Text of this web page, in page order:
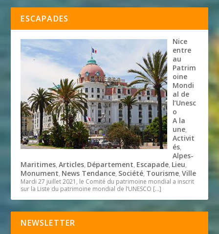
ESCAPADES
Nice
entre
au
Patrim
oine
Mondi
al de
l’Unesc
o
A la
une,
Activit
és,
Alpes-
Maritimes,Articles, Département, Escapade, Lieu,
Monument, News Tendance, Société, Tourisme,Ville
Mardi 27 juillet 2021, le Comité du patrimoine mondial a inscrit
sur la Liste du patrimoine mondial de l’UNESCO […]
NEWSLETTER